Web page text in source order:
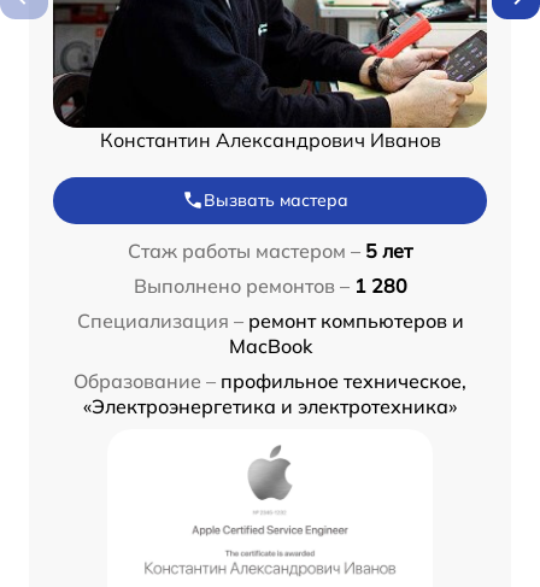
Константин Александрович Иванов
Вызвать мастера
Стаж работы мастером – 5 лет
Выполнено ремонтов – 1 280
Специализация – ремонт компьютеров и
MacBook
Образование – профильное техническое,
«Электроэнергетика и электротехника»